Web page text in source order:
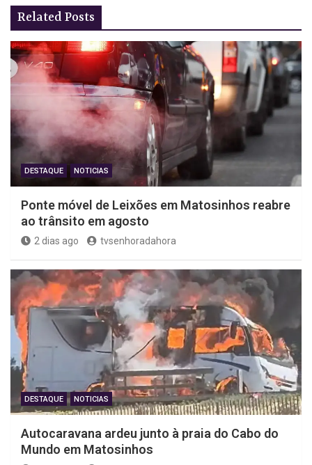
Related Posts
DESTAQUE NOTICIAS
Ponte móvel de Leixões em Matosinhos reabre
ao trânsito em agosto
2 dias ago tvsenhoradahora
DESTAQUE NOTICIAS
Autocaravana ardeu junto à praia do Cabo do
Mundo em Matosinhos